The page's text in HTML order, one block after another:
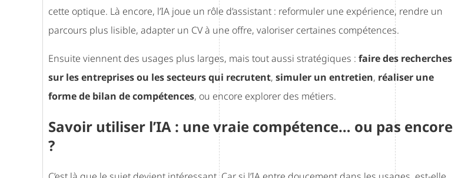
cette optique. Là encore, l’IA joue un rôle d’assistant : reformuler une expérience, rendre un
parcours plus lisible, adapter un CV à une offre, valoriser certaines compétences.
Ensuite viennent des usages plus larges, mais tout aussi stratégiques : faire des recherches
sur les entreprises ou les secteurs qui recrutent, simuler un entretien, réaliser une
forme de bilan de compétences, ou encore explorer des métiers.
Savoir utiliser l’IA : une vraie compétence… ou pas encore
?